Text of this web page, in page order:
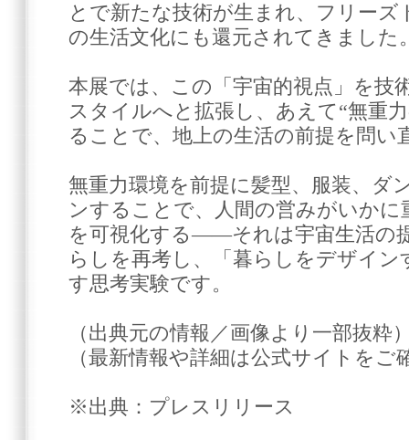
とで新たな技術が生まれ、フリー
の生活文化にも還元されてきました
本展では、この「宇宙的視点」を技
スタイルへと拡張し、あえて“無重
ることで、地上の生活の前提を問い
無重力環境を前提に髪型、服装、ダ
ンすることで、人間の営みがいか
を可視化する――それは宇宙生活の
らしを再考し、「暮らしをデザイ
す思考実験です。
（出典元の情報／画像より一部抜粋
（最新情報や詳細は公式サイトをご
※出典：プレスリリース